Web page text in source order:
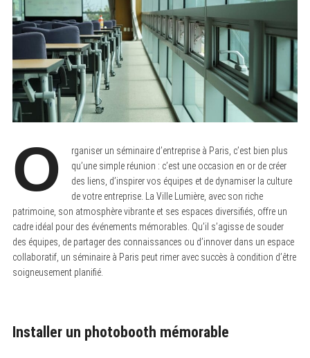
O
rganiser un séminaire d’entreprise à Paris, c’est bien plus
qu’une simple réunion : c’est une occasion en or de créer
des liens, d’inspirer vos équipes et de dynamiser la culture
de votre entreprise. La Ville Lumière, avec son riche
patrimoine, son atmosphère vibrante et ses espaces diversifiés, offre un
cadre idéal pour des événements mémorables. Qu’il s’agisse de souder
des équipes, de partager des connaissances ou d’innover dans un espace
collaboratif, un séminaire à Paris peut rimer avec succès à condition d’être
soigneusement planifié.
Installer un photobooth mémorable